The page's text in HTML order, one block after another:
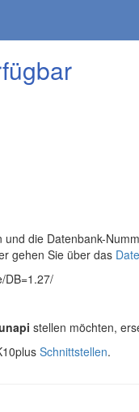
die Datenbank-
gehen Sie über das
DB=1.27/
stellen möchten,
Schnittstellen.